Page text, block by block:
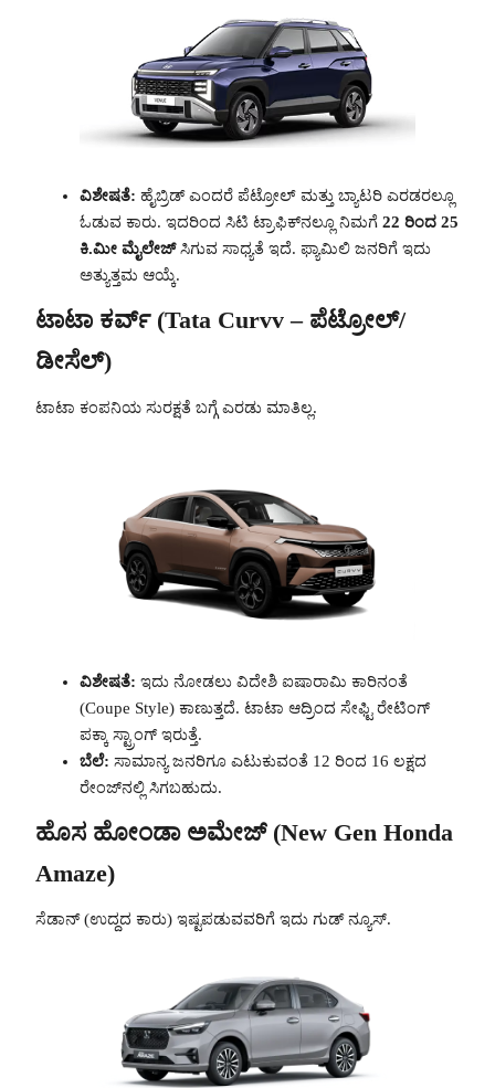
ವಿಶೇಷತೆ: ಹೈಬ್ರಿಡ್ ಎಂದರೆ ಪೆಟ್ರೋಲ್ ಮತ್ತು ಬ್ಯಾಟರಿ ಎರಡರಲ್ಲೂ
ಓಡುವ ಕಾರು. ಇದರಿಂದ ಸಿಟಿ ಟ್ರಾಫಿಕ್‌ನಲ್ಲೂ ನಿಮಗೆ 22 ರಿಂದ 25
ಕಿ.ಮೀ ಮೈಲೇಜ್ಸಿಗುವ ಸಾಧ್ಯತೆ ಇದೆ. ಫ್ಯಾಮಿಲಿ ಜನರಿಗೆ ಇದು
ಅತ್ಯುತ್ತಮ ಆಯ್ಕೆ.
ಟಾಟಾ ಕರ್ವ್ (Tata Curvv – ಪೆಟ್ರೋಲ್/
ಡೀಸೆಲ್)
ಟಾಟಾ ಕಂಪನಿಯ ಸುರಕ್ಷತೆ ಬಗ್ಗೆ ಎರಡು ಮಾತಿಲ್ಲ.
ವಿಶೇಷತೆ: ಇದು ನೋಡಲು ವಿದೇಶಿ ಐಷಾರಾಮಿ ಕಾರಿನಂತೆ
(Coupe Style) ಕಾಣುತ್ತದೆ. ಟಾಟಾ ಆದ್ರಿಂದ ಸೇಫ್ಟಿ ರೇಟಿಂಗ್
ಪಕ್ಕಾ ಸ್ಟ್ರಾಂಗ್ ಇರುತ್ತೆ.
ಬೆಲೆ: ಸಾಮಾನ್ಯ ಜನರಿಗೂ ಎಟುಕುವಂತೆ 12 ರಿಂದ 16 ಲಕ್ಷದ
ರೇಂಜ್‌ನಲ್ಲಿ ಸಿಗಬಹುದು.
ಹೊಸ ಹೋಂಡಾ ಅಮೇಜ್ (New Gen Honda
Amaze)
ಸೆಡಾನ್ (ಉದ್ದದ ಕಾರು) ಇಷ್ಟಪಡುವವರಿಗೆ ಇದು ಗುಡ್ ನ್ಯೂಸ್.